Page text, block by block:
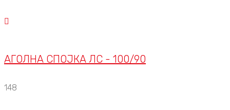
АГОЛНА СПОЈКА ЛС - 100/90
148